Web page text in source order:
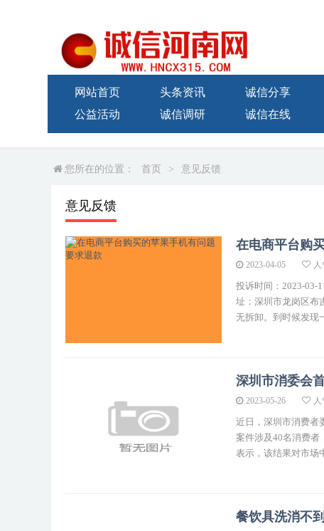
网站首页 头条资讯 诚信分享
公益活动
诚信调研 诚信在线
您所在的位置： 首页 > 意见反馈
意见反馈
在电商平台购
2023-04-05
投诉时间：2023-03-
址：深圳市龙岗区布
无拆卸。到时候发现
深圳市消委会
2023-05-26
近日，深圳市消费者
案件涉及40名消费者
表示，该结果对市场
餐饮具洗消不